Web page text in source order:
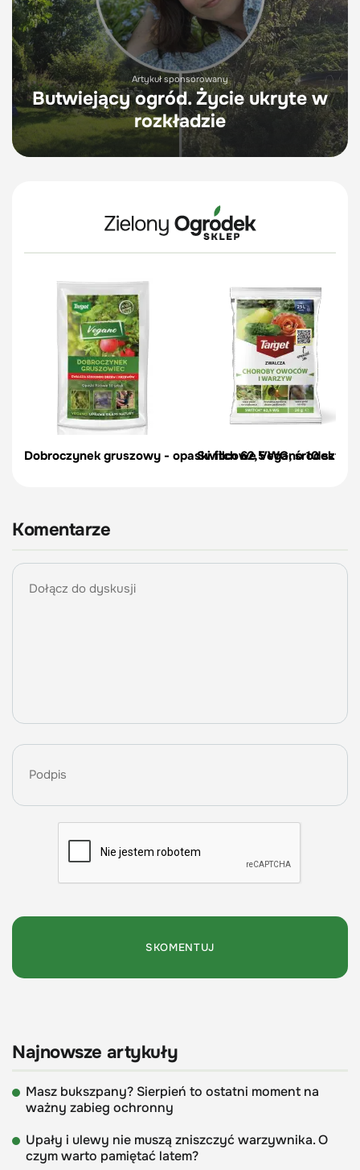
Artykuł sponsorowany
Butwiejący ogród. Życie ukryte w
rozkładzie
Dobroczynek gruszowy - opaski filcowe Vegano 10 szt.
Switch 62,5 WG, środek
Komentarze
Najnowsze artykuły
Masz bukszpany? Sierpień to ostatni moment na
ważny zabieg ochronny
Upały i ulewy nie muszą zniszczyć warzywnika. O
czym warto pamiętać latem?